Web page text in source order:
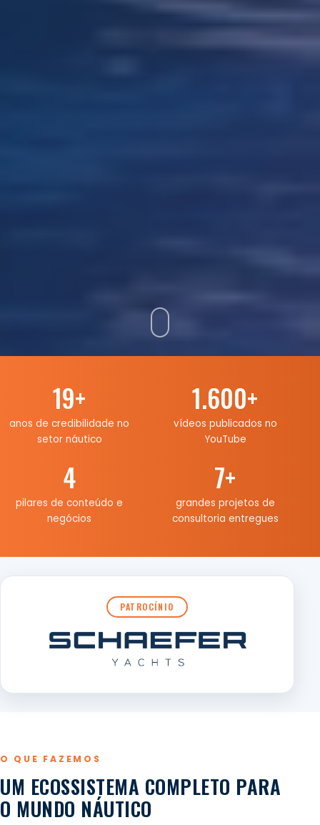
19+
anos de credibilidade no
setor náutico
1.600+
vídeos publicados no
YouTube
4
pilares de conteúdo e
negócios
7+
grandes projetos de
consultoria entregues
PATROCÍNIO
O QUE FAZEMOS
UM ECOSSISTEMA COMPLETO PARA
O MUNDO NÁUTICO